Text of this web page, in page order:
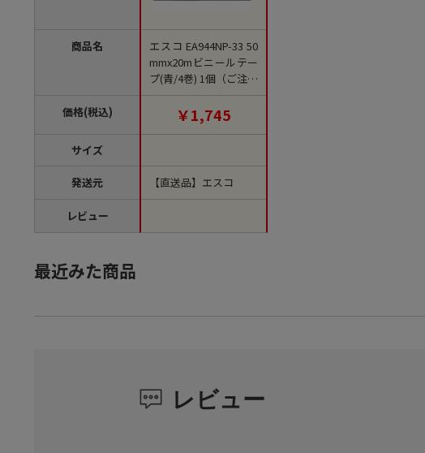
商品名
価格(税込)
サイズ
発送元
レビュー
エスコ EA944NP-33 50
mmx20mビニールテー
プ(青/4巻) 1個（ご注文
単位1個）【直送品】
￥1,745
【直送品】エスコ
最近みた商品
レビュー